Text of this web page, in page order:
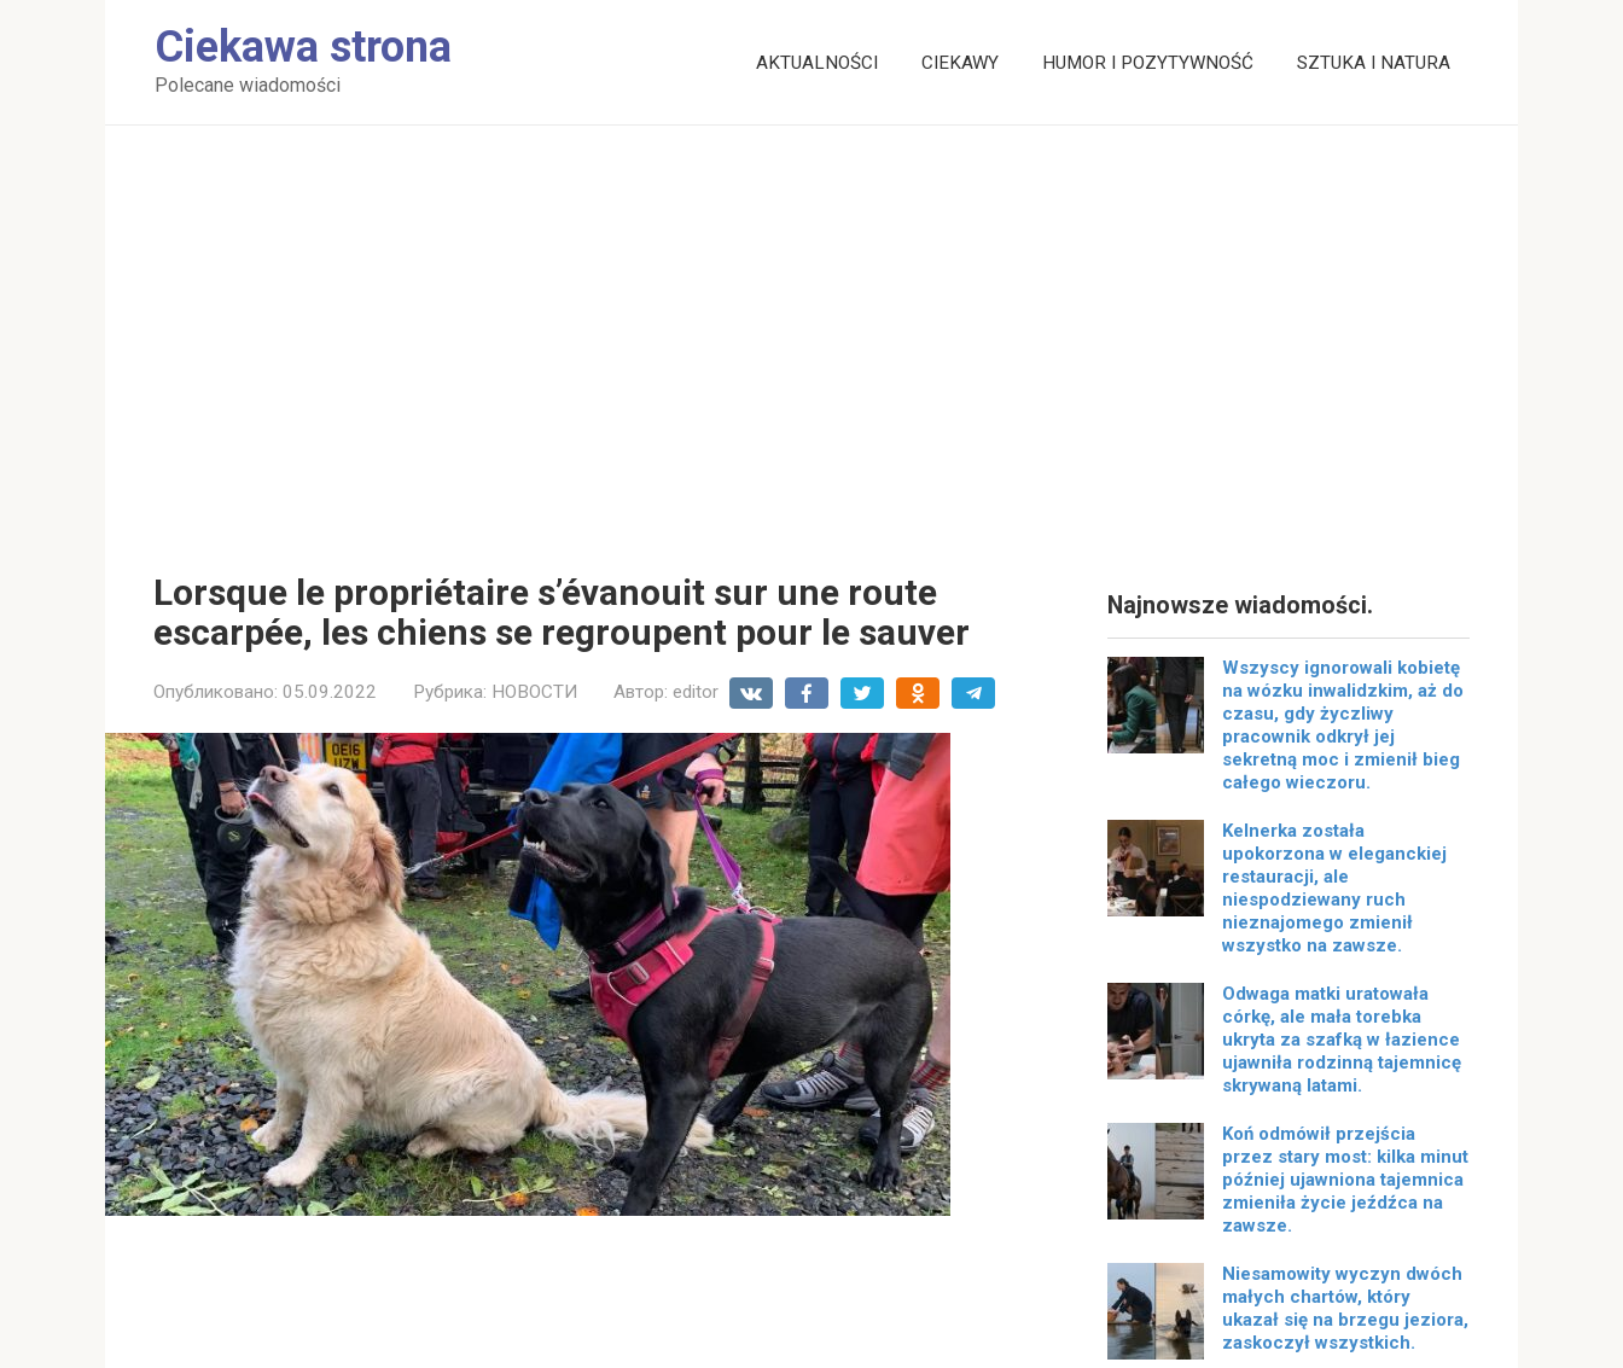
Ciekawa strona
Polecane wiadomości
AKTUALNOŚCI CIEKAWY HUMOR I POZYTYWNOŚĆ SZTUKA I NATURA
Lorsque le propriétaire s’évanouit sur une route
escarpée, les chiens se regroupent pour le sauver
Опубликовано: 05.09.2022 Рубрика: НОВОСТИ Автор: editor
Najnowsze wiadomości.
Wszyscy ignorowali kobietę
na wózku inwalidzkim, aż do
czasu, gdy życzliwy
pracownik odkrył jej
sekretną moc i zmienił bieg
całego wieczoru.
Kelnerka została
upokorzona w eleganckiej
restauracji, ale
niespodziewany ruch
nieznajomego zmienił
wszystko na zawsze.
Odwaga matki uratowała
córkę, ale mała torebka
ukryta za szafką w łazience
ujawniła rodzinną tajemnicę
skrywaną latami.
Koń odmówił przejścia
przez stary most: kilka minut
później ujawniona tajemnica
zmieniła życie jeźdźca na
zawsze.
Niesamowity wyczyn dwóch
małych chartów, który
ukazał się na brzegu jeziora,
zaskoczył wszystkich.